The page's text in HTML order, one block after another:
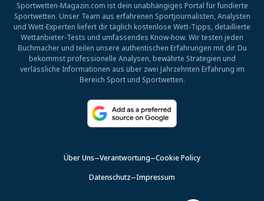
Sportwetten-Magazin.com ist dein unabhängiges Portal für fundierte
Sportwetten. Unser Team aus erfahrenen Sportjournalisten, Analysten
und Wett-Experten liefert dir täglich kostenlose Wett-Tipps, detaillierte
Wettanbieter-Tests und umfassendes Know-how. Wir testen jeden
Buchmacher und teilen unsere authentischen Erfahrungen mit dir. Du
bekommst professionelle Analysen, bewährte Strategien und
verlässliche Informationen aus über zwei Jahrzehnten Erfahrung im
Bereich Sport und Sportwetten.
Über Uns Verantwortung Cookie Policy
Datenschutz Impressum